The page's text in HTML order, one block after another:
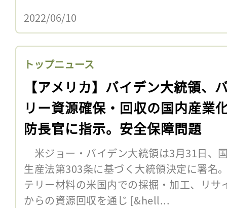
2022/06/10
トップニュース
【アメリカ】バイデン大統領、
リー資源確保・回収の国内産業
防長官に指示。安全保障問題
米ジョー・バイデン大統領は3月31日、
生産法第303条に基づく大統領決定に署名
テリー材料の米国内での採掘・加工、リ
からの資源回収を通じ [&hell...